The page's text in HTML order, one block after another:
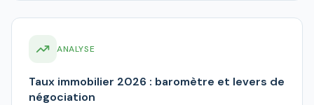
ANALYSE
Taux immobilier 2026 : baromètre et levers de
négociation